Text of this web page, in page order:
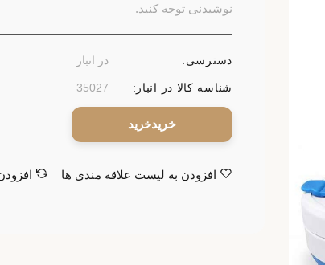
نوشیدنی توجه کنید.
دسترسی: در انبار
شناسه کالا در انبار: 35027
خرید
افزودن به لیست علاقه مندی ها